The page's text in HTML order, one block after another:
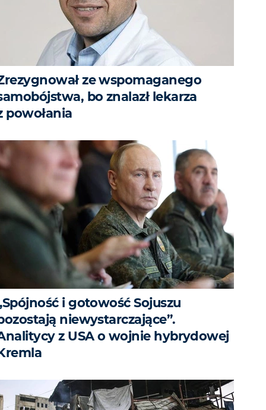
ze wspomaganego
bo znalazł lekarza
powołania
i gotowość Sojuszu
niewystarczające”.
z USA o wojnie hybrydowej